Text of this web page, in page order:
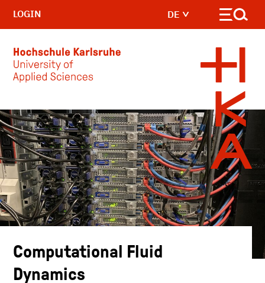
Skip to main content
DE
LOGIN
Computational Fluid
Dynamics